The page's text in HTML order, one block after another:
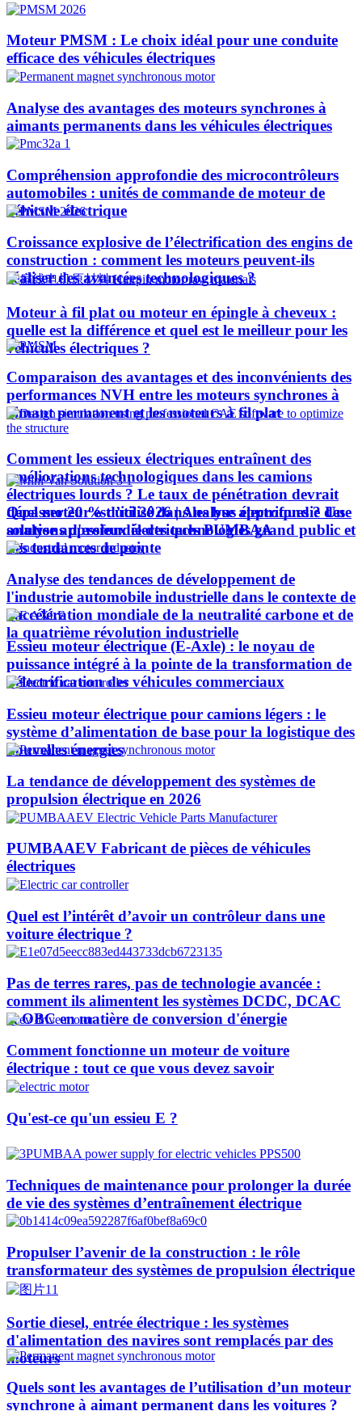
Moteur PMSM : Le choix idéal pour une conduite
efficace des véhicules électriques
Analyse des avantages des moteurs synchrones à
aimants permanents dans les véhicules électriques
Compréhension approfondie des microcontrôleurs
automobiles : unités de commande de moteur de
véhicule électrique
Croissance explosive de l’électrification des engins de
construction : comment les moteurs peuvent-ils
réaliser des avancées technologiques ?​
Moteur à fil plat ou moteur en épingle à cheveux :
quelle est la différence et quel est le meilleur pour les
véhicules électriques ?
Comparaison des avantages et des inconvénients des
performances NVH entre les moteurs synchrones à
aimant permanent et les moteurs à fil plat
Comment les essieux électriques entraînent des
améliorations technologiques dans les camions
électriques lourds ? Le taux de pénétration devrait
dépasser 20 % d’ici 2026 | Analyse approfondie des
solutions d'essieux électriques PUMBAA
Quel moteur est utilisé dans les bus électriques ? Une
analyse approfondie des technologies grand public et
des tendances de pointe
Analyse des tendances de développement de
l'industrie automobile industrielle dans le contexte de
l'accélération mondiale de la neutralité carbone et de
la quatrième révolution industrielle
Essieu moteur électrique (E-Axle) : le noyau de
puissance intégré à la pointe de la transformation de
l’électrification des véhicules commerciaux
Essieu moteur électrique pour camions légers : le
système d’alimentation de base pour la logistique des
nouvelles énergies
La tendance de développement des systèmes de
propulsion électrique en 2026
PUMBAAEV Fabricant de pièces de véhicules
électriques
Quel est l’intérêt d’avoir un contrôleur dans une
voiture électrique ?
Pas de terres rares, pas de technologie avancée :
comment ils alimentent les systèmes DCDC, DCAC
et OBC en matière de conversion d'énergie
Comment fonctionne un moteur de voiture
électrique : tout ce que vous devez savoir
Qu'est-ce qu'un essieu E ?
Techniques de maintenance pour prolonger la durée
de vie des systèmes d’entraînement électrique
Propulser l’avenir de la construction : le rôle
transformateur des systèmes de propulsion électrique
Sortie diesel, entrée électrique : les systèmes
d'alimentation des navires sont remplacés par des
moteurs
Quels sont les avantages de l’utilisation d’un moteur
synchrone à aimant permanent dans les voitures ?